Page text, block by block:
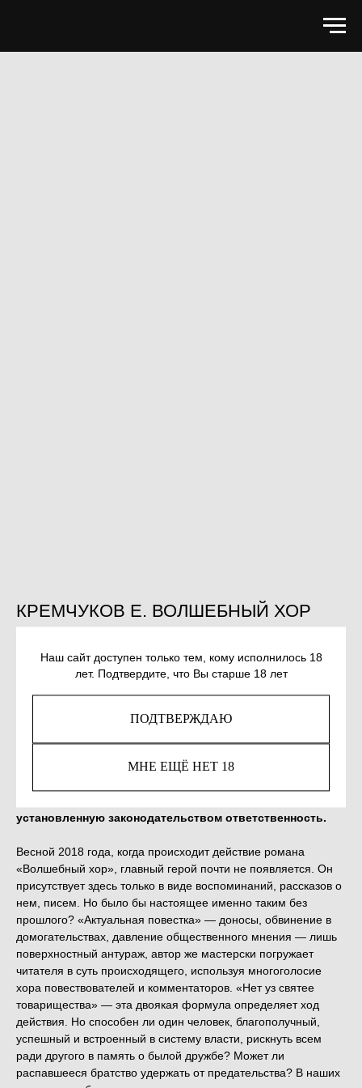
Наш сайт доступен только тем, кому исполнилось 18
лет. Подтвердите, что Вы старше 18 лет
ПОДТВЕРЖДАЮ
МНЕ ЕЩЁ НЕТ 18
КРЕМЧУКОВ Е. ВОЛШЕБНЫЙ ХОР
КУПИТЬ
Незаконное потребление наркотических средств,
установленную законодательством ответственность.
Весной 2018 года, когда происходит действие романа
«Волшебный хор», главный герой почти не появляется. Он
присутствует здесь только в виде воспоминаний, рассказов о
нем, писем. Но было бы настоящее именно таким без
прошлого? «Актуальная повестка» — доносы, обвинение в
домогательствах, давление общественного мнения — лишь
поверхностный антураж, автор же мастерски погружает
читателя в суть происходящего, используя многоголосие
хора повествователей и комментаторов. «Нет уз святее
товарищества» — эта двоякая формула определяет ход
действия. Но способен ли один человек, благополучный,
успешный и встроенный в систему власти, рискнуть всем
ради другого в память о былой дружбе? Может ли
распавшееся братство удержать от предательства? В наших